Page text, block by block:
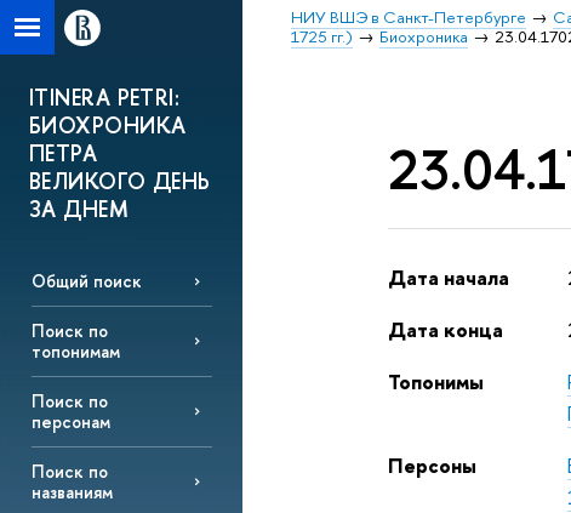
НИУ ВШЭ в Санкт-Петербурге
1725 гг.)
Биохроника
ITINERA PETRI:
БИОХРОНИКА
ПЕТРА
ВЕЛИКОГО ДЕНЬ
ЗА ДНЕМ
Общий поиск
Поиск по
топонимам
Поиск по
персонам
Поиск по
названиям
Дата начала
Дата конца
Топонимы
Персоны